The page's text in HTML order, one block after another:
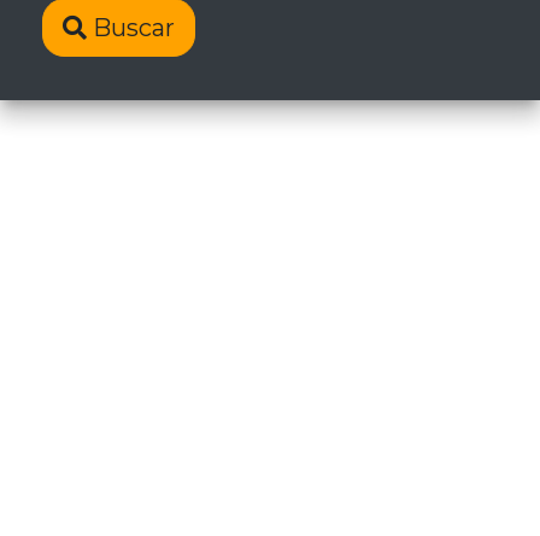
Buscar